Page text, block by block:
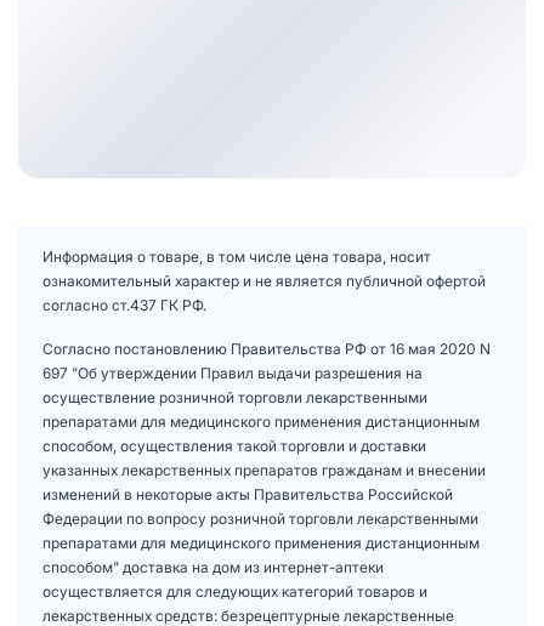
Информация о товаре, в том числе цена товара, носит
ознакомительный характер и не является публичной офертой
согласно ст.437 ГК РФ.
Согласно постановлению Правительства РФ от 16 мая 2020 N
697 "Об утверждении Правил выдачи разрешения на
осуществление розничной торговли лекарственными
препаратами для медицинского применения дистанционным
способом, осуществления такой торговли и доставки
указанных лекарственных препаратов гражданам и внесении
изменений в некоторые акты Правительства Российской
Федерации по вопросу розничной торговли лекарственными
препаратами для медицинского применения дистанционным
способом" доставка на дом из интернет-аптеки
осуществляется для следующих категорий товаров и
лекарственных средств: безрецептурные лекарственные